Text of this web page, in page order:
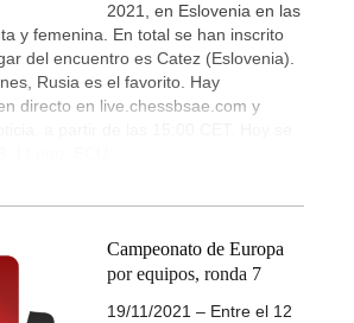
2021, en Eslovenia en las
y femenina. En total se han inscrito
del encuentro es Catez (Eslovenia).
Rusia es el favorito. Hay
directo en live.chessbsae.com y
Campeonato de Europa
por equipos, ronda 7
19/11/2021 – Entre el 12